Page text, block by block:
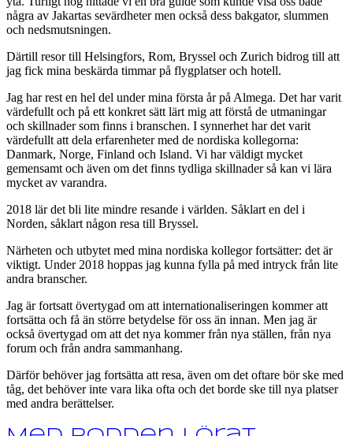
några av Jakartas sevärdheter men också dess bakgator, slummen
och nedsmutsningen.
Därtill resor till Helsingfors, Rom, Bryssel och Zurich bidrog till att
jag fick mina beskärda timmar på flygplatser och hotell.
Jag har rest en hel del under mina första år på Almega. Det har varit
värdefullt och på ett konkret sätt lärt mig att förstå de utmaningar
och skillnader som finns i branschen. I synnerhet har det varit
värdefullt att dela erfarenheter med de nordiska kollegorna:
Danmark, Norge, Finland och Island. Vi har väldigt mycket
gemensamt och även om det finns tydliga skillnader så kan vi lära
mycket av varandra.
2018 lär det bli lite mindre resande i världen. Såklart en del i
Norden, såklart någon resa till Bryssel.
Närheten och utbytet med mina nordiska kollegor fortsätter: det är
viktigt. Under 2018 hoppas jag kunna fylla på med intryck från lite
andra branscher.
Jag är fortsatt övertygad om att internationaliseringen kommer att
fortsätta och få än större betydelse för oss än innan. Men jag är
också övertygad om att det nya kommer från nya ställen, från nya
forum och från andra sammanhang.
Därför behöver jag fortsätta att resa, även om det oftare bör ske med
tåg, det behöver inte vara lika ofta och det borde ske till nya platser
med andra berättelser.